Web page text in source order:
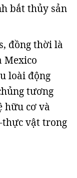
bắt thủy sản
đồng thời là
Mexico
loài động
tương
hữu cơ và
thực vật trong